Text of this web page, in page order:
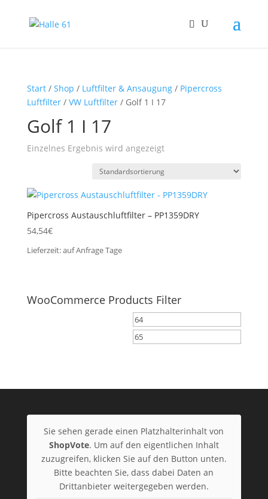
Start/ Shop / Luftfilter & Ansaugung/ Pipercross
Luftfilter/ VW Luftfilter/ Golf 1 I 17
Golf 1 I 17
Einzelnes Ergebnis wird angezeigt
Pipercross Austauschluftfilter – PP1359DRY
54,54€
Lieferzeit:auf AnfrageTage
WooCommerce Products Filter
Sie sehen gerade einen Platzhalterinhalt von
ShopVote. Um auf den eigentlichen Inhalt
zuzugreifen, klicken Sie auf den Button unten.
Bitte beachten Sie, dass dabei Daten an
Drittanbieter weitergegeben werden.